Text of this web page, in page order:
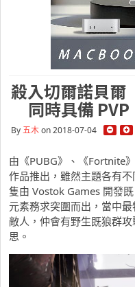
殺入切爾諾貝爾
同時具備
By五木on 2018-07-04
由《PUBG》、《Fortnite
作品推出，雖然主題各有
隻由 Vostok Games 開發
元素務求突圍而出，當中
敵人，仲會有野生既狼群
思。